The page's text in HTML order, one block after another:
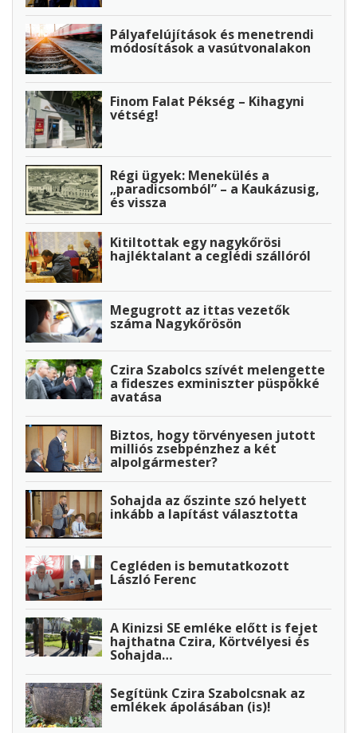
Pályafelújítások és menetrendi
módosítások a vasútvonalakon
Finom Falat Pékség – Kihagyni
vétség!
Régi ügyek: Menekülés a
„paradicsomból” – a Kaukázusig,
és vissza
Kitiltottak egy nagykőrösi
hajléktalant a ceglédi szállóról
Megugrott az ittas vezetők
száma Nagykőrösön
Czira Szabolcs szívét melengette
a fideszes exminiszter püspökké
avatása
Biztos, hogy törvényesen jutott
milliós zsebpénzhez a két
alpolgármester?
Sohajda az őszinte szó helyett
inkább a lapítást választotta
Cegléden is bemutatkozott
László Ferenc
A Kinizsi SE emléke előtt is fejet
hajthatna Czira, Körtvélyesi és
Sohajda…
Segítünk Czira Szabolcsnak az
emlékek ápolásában (is)!